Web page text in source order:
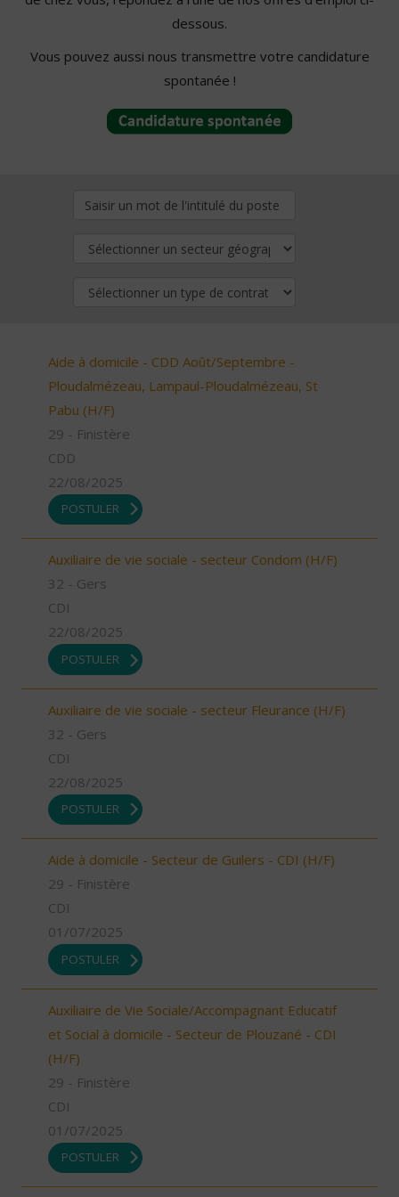
dessous.
Vous pouvez aussi nous transmettre votre candidature
spontanée !
Aide à domicile - CDD Août/Septembre -
Ploudalmézeau, Lampaul-Ploudalmézeau, St
Pabu (H/F)
29 - Finistère
CDD
22/08/2025
POSTULER
Auxiliaire de vie sociale - secteur Condom (H/F)
32 - Gers
CDI
22/08/2025
POSTULER
Auxiliaire de vie sociale - secteur Fleurance (H/F)
32 - Gers
CDI
22/08/2025
POSTULER
Aide à domicile - Secteur de Guilers - CDI (H/F)
29 - Finistère
CDI
01/07/2025
POSTULER
Auxiliaire de Vie Sociale/Accompagnant Educatif
et Social à domicile - Secteur de Plouzané - CDI
(H/F)
29 - Finistère
CDI
01/07/2025
POSTULER